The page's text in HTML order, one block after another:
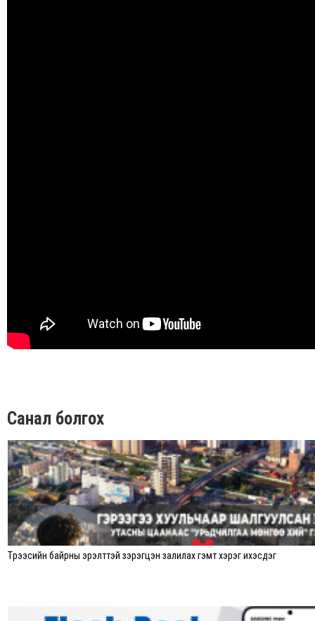
Санал болгох
Түрээсийн байрны эрэлттэй зэрэгцэн залилах гэмт хэрэг ихэсдэг